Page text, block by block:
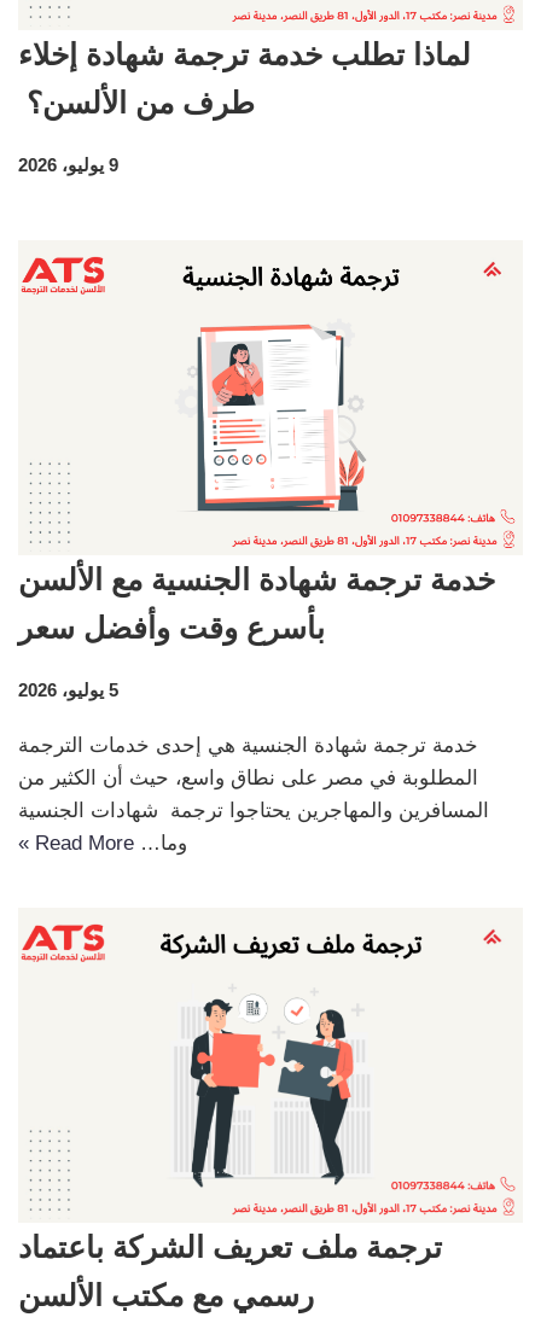
لماذا تطلب خدمة ترجمة شهادة إخلاء
طرف من الألسن؟
9 يوليو، 2026
خدمة ترجمة شهادة الجنسية مع الألسن
بأسرع وقت وأفضل سعر
5 يوليو، 2026
خدمة ترجمة شهادة الجنسية هي إحدى خدمات الترجمة
المطلوبة في مصر على نطاق واسع، حيث أن الكثير من
المسافرين والمهاجرين يحتاجوا ترجمة شهادات الجنسية
وما… Read More »
ترجمة ملف تعريف الشركة باعتماد
رسمي مع مكتب الألسن